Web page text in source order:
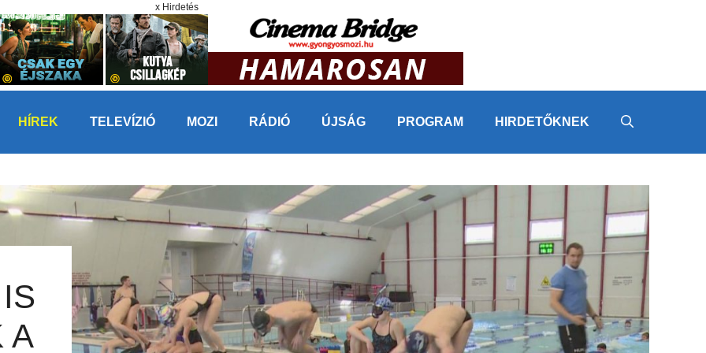
x Hirdetés
HÍREK TELEVÍZIÓ MOZI RÁDIÓ ÚJSÁG PROGRAM HIRDETŐKNEK
A